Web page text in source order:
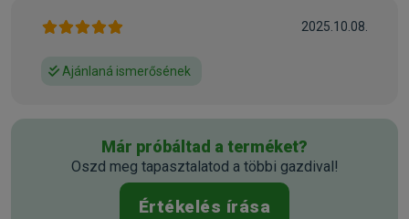
Már próbáltad a terméket?
Oszd meg tapasztalatod a többi gazdival!
Értékelés írása
2025.10.08.
Ajánlaná ismerősének